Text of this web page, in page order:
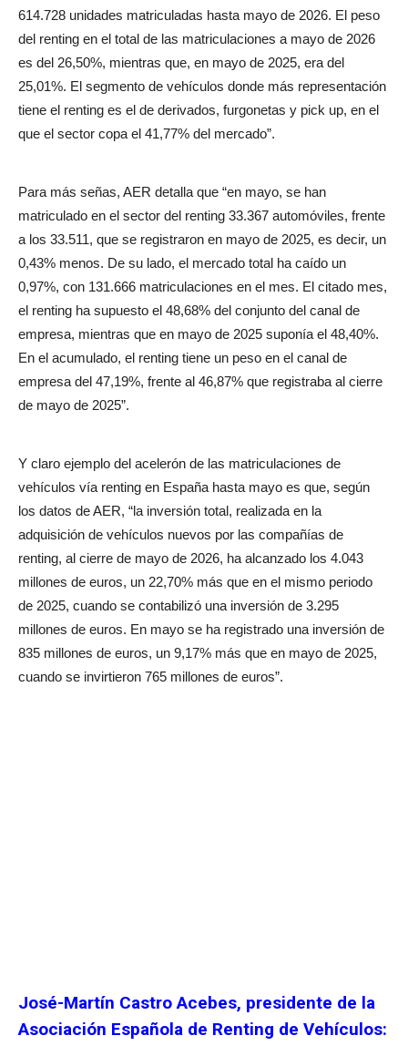
614.728 unidades matriculadas hasta mayo de 2026. El peso
del renting en el total de las matriculaciones a mayo de 2026
es del 26,50%, mientras que, en mayo de 2025, era del
25,01%. El segmento de vehículos donde más representación
tiene el renting es el de derivados, furgonetas y pick up, en el
que el sector copa el 41,77% del mercado”.
Para más señas, AER detalla que “en mayo, se han
matriculado en el sector del renting 33.367 automóviles, frente
a los 33.511, que se registraron en mayo de 2025, es decir, un
0,43% menos. De su lado, el mercado total ha caído un
0,97%, con 131.666 matriculaciones en el mes. El citado mes,
el renting ha supuesto el 48,68% del conjunto del canal de
empresa, mientras que en mayo de 2025 suponía el 48,40%.
En el acumulado, el renting tiene un peso en el canal de
empresa del 47,19%, frente al 46,87% que registraba al cierre
de mayo de 2025”.
Y claro ejemplo del acelerón de las matriculaciones de
vehículos vía renting en España hasta mayo es que, según
los datos de AER, “la inversión total, realizada en la
adquisición de vehículos nuevos por las compañías de
renting, al cierre de mayo de 2026, ha alcanzado los 4.043
millones de euros, un 22,70% más que en el mismo periodo
de 2025, cuando se contabilizó una inversión de 3.295
millones de euros. En mayo se ha registrado una inversión de
835 millones de euros, un 9,17% más que en mayo de 2025,
cuando se invirtieron 765 millones de euros”.
José-Martín Castro Acebes, presidente de la
Asociación Española de Renting de Vehículos: